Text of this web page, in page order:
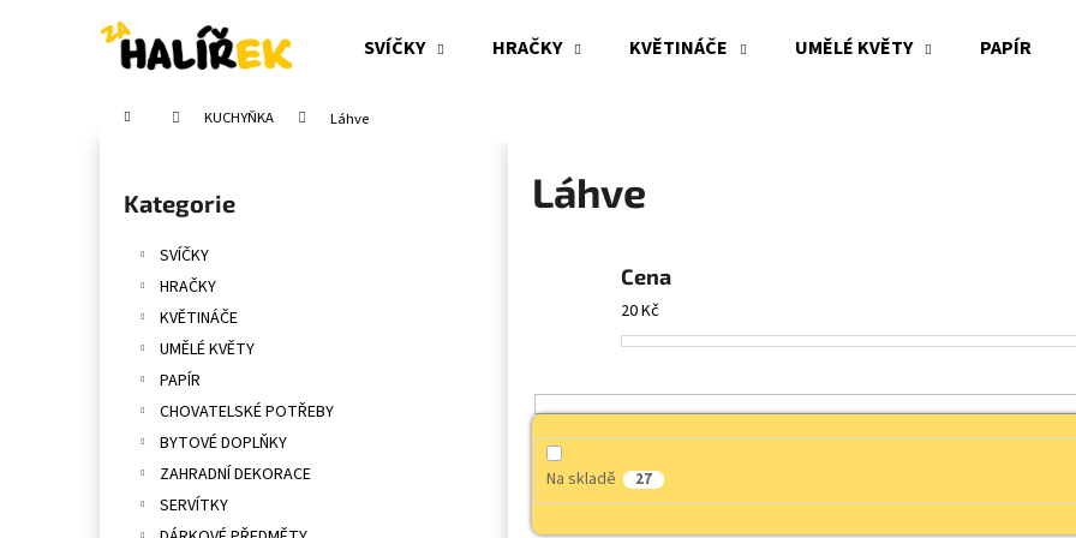
SVÍČKY HRAČKY KVĚTINÁČE UMĚLÉ KVĚTY PAPÍR
Domů KUCHYŇKA Láhve
Přeskočit
kategorie
Kategorie
SVÍČKY
HRAČKY
KVĚTINÁČE
UMĚLÉ KVĚTY
PAPÍR
CHOVATELSKÉ POTŘEBY
BYTOVÉ DOPLŇKY
ZAHRADNÍ DEKORACE
SERVÍTKY
Láhve
Cena
20Kč
Na skladě 27
Zpět
Zpět
Doporučujeme